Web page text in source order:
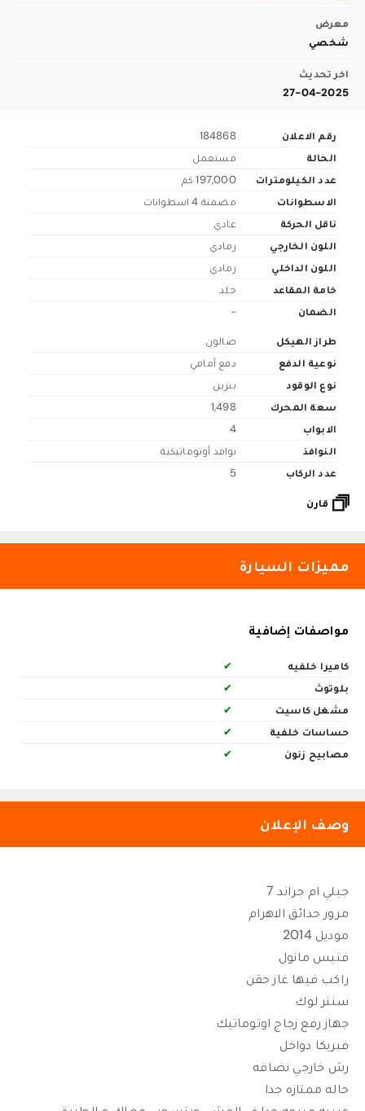
معرض
شخصي
اخر تحديث
27-04-2025
رقم الاعلان
184868
الحالة
مستعمل
عدد الكيلومترات
197,000 كم
الاسطوانات
مضمنة 4 اسطوانات
ناقل الحركة
عادي
اللون الخارجي
رمادي
اللون الداخلي
رمادي
خامة المقاعد
جلد
الضمان
-
طراز الهيكل
صالون
نوعية الدفع
دفع أمامي
نوع الوقود
بنزين
سعة المحرك
1,498
الابواب
4
النوافذ
نوافذ أوتوماتيكية
عدد الركاب
5
قارن
مميزات السيارة
مواصفات إضافية
كاميرا خلفيه
✔
بلوتوث
✔
مشغل كاسيت
✔
حساسات خلفية
✔
مصابيح زنون
✔
وصف الإعلان
جيلي ام جراند 7
مرور حدائق الاهرام
موديل 2014
فتيس مانول
راكب فيها غاز حقن
سنتر لوك
جهاز رفع زجاج اوتوماتيك
فبريكا دواخل
رش خارجي نضافه
حاله ممتازه جدا